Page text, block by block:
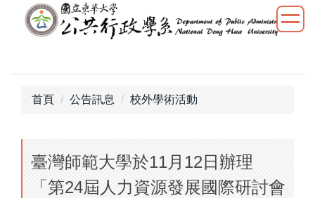
內
首頁 公告訊息 校外學術活動
臺灣師範大學於11月12日辦理
「第24屆人力資源發展國際研討會